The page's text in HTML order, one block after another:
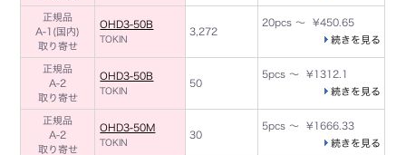
正規品
A-1(国内)
取り寄せ
OHD3-50B
TOKIN
3,272
20pcs ～ ¥450.65
続きを見る
正規品
A-2
取り寄せ
OHD3-50B
TOKIN
50
5pcs ～ ¥1312.1
続きを見る
正規品
A-2
取り寄せ
OHD3-50M
TOKIN
30
5pcs ～ ¥1666.33
続きを見る